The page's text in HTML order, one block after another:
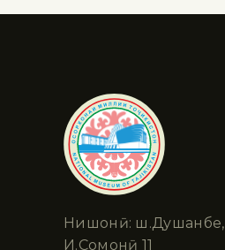
Нишонӣ: ш.Душанбе,
И.Сомонӣ 11